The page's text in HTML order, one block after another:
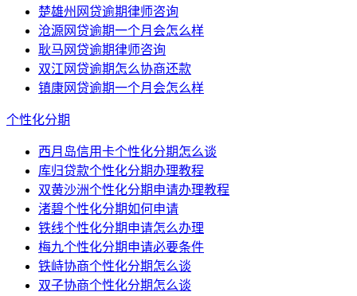
楚雄州网贷逾期律师咨询
沧源网贷逾期一个月会怎么样
耿马网贷逾期律师咨询
双江网贷逾期怎么协商还款
镇康网贷逾期一个月会怎么样
个性化分期
西月岛信用卡个性化分期怎么谈
库归贷款个性化分期办理教程
双黄沙洲个性化分期申请办理教程
渚碧个性化分期如何申请
铁线个性化分期申请怎么办理
梅九个性化分期申请必要条件
铁峙协商个性化分期怎么谈
双子协商个性化分期怎么谈